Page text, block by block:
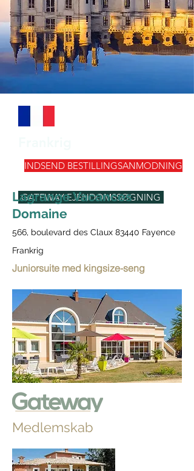
INDSEND BESTILLINGSANMODNING
GATEWAY EJENDOMSSØGNING
Lagrange Vacances
Domaine
566, boulevard des Claux 83440 Fayence
Frankrig
Juniorsuite med kingsize-seng
Medlemskab